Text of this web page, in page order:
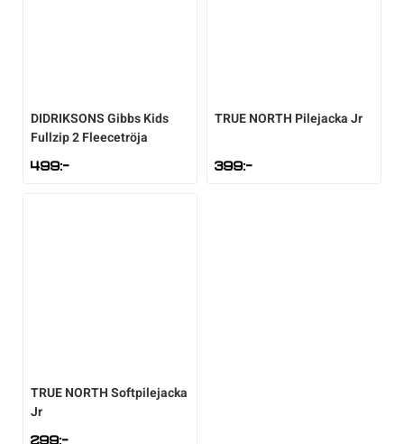
DIDRIKSONSGibbs Kids
Fullzip 2 Fleecetröja
499:-
TRUE NORTH Pilejacka Jr
399:-
TRUE NORTHSoftpilejacka
Jr
299:-